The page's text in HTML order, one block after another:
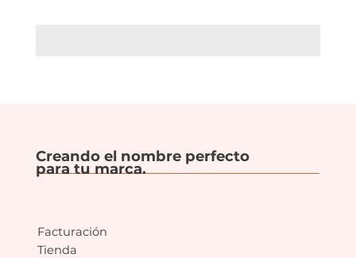
Creando el nombre perfecto
para tu marca.
Facturación
Tienda